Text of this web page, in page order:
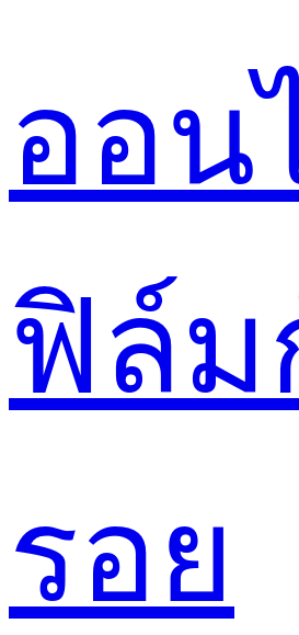
ออน
ฟิล์ม
รอย